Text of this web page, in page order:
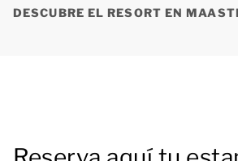
DESCUBRE EL RESORT EN